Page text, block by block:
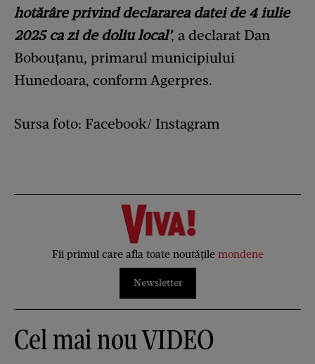
hotărâre privind declararea datei de 4 iulie
2025 ca zi de doliu local’, a declarat Dan
Bobouţanu, primarul municipiului
Hunedoara, conform Agerpres.
Sursa foto: Facebook/ Instagram
Fii primul care afla toate noutățile mondene
Newsletter
Cel mai nou VIDEO